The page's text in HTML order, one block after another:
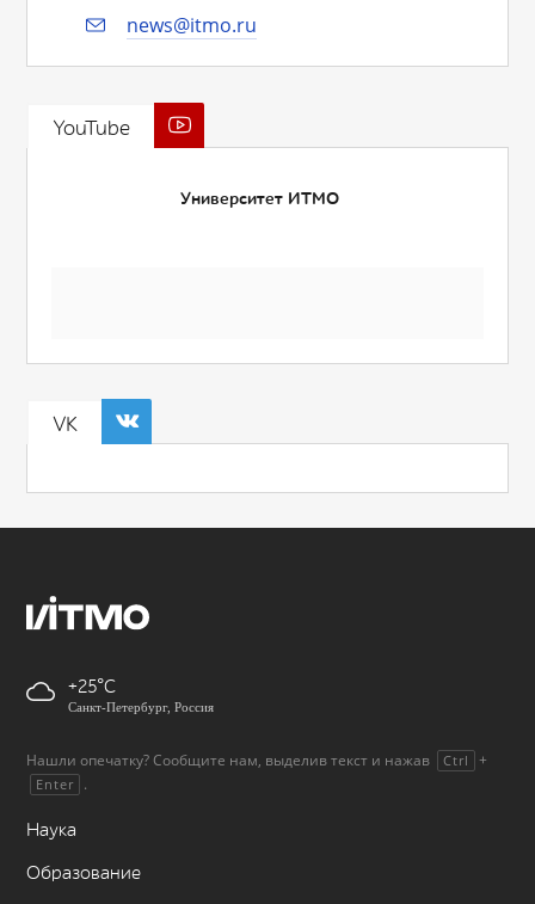
news@itmo.ru
YouTube
Университет ИТМО
VK
+25
Санкт-Петербург, Россия
Нашли опечатку? Сообщите нам, выделив текст и нажав Ctrl +
Enter .
Наука
Образование